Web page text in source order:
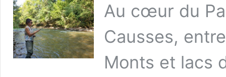
Au cœur du
Causses,
Monts et lacs